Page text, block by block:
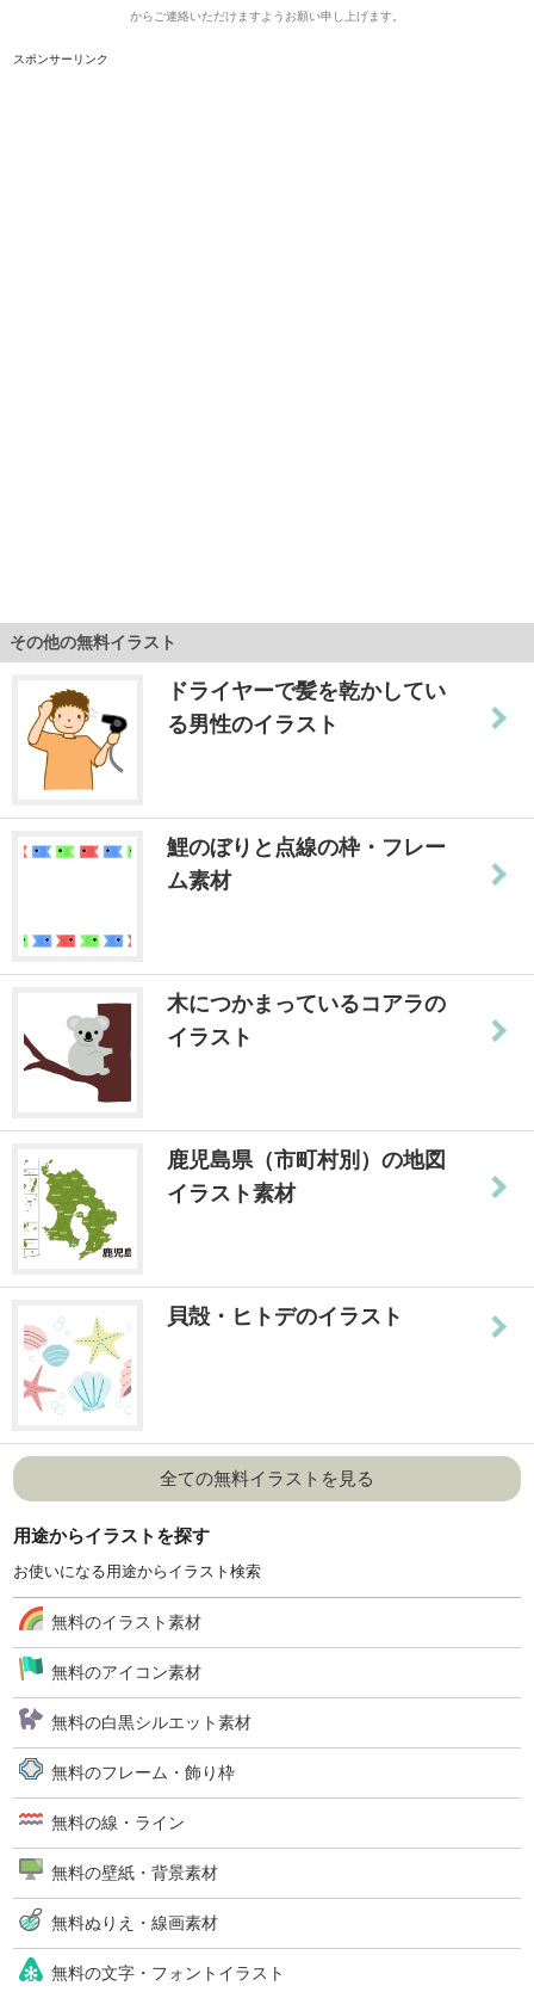
からご連絡いただけますようお願い申し上げます。
スポンサーリンク
その他の無料イラスト
ドライヤーで髪を乾かしてい
る男性のイラスト
鯉のぼりと点線の枠・フレー
ム素材
木につかまっているコアラの
イラスト
鹿児島県（市町村別）の地図
イラスト素材
貝殻・ヒトデのイラスト
全ての無料イラストを見る
用途からイラストを探す
お使いになる用途からイラスト検索
無料のイラスト素材
無料のアイコン素材
無料の白黒シルエット素材
無料のフレーム・飾り枠
無料の線・ライン
無料の壁紙・背景素材
無料ぬりえ・線画素材
無料の文字・フォントイラスト